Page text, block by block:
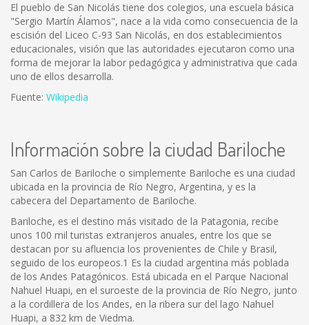
El pueblo de San Nicolás tiene dos colegios, una escuela básica
"Sergio Martín Álamos", nace a la vida como consecuencia de la
escisión del Liceo C-93 San Nicolás, en dos establecimientos
educacionales, visión que las autoridades ejecutaron como una
forma de mejorar la labor pedagógica y administrativa que cada
uno de ellos desarrolla.
Fuente: Wikipedia
Información sobre la ciudad Bariloche
San Carlos de Bariloche o simplemente Bariloche es una ciudad
ubicada en la provincia de Río Negro, Argentina, y es la
cabecera del Departamento de Bariloche.
Bariloche, es el destino más visitado de la Patagonia, recibe
unos 100 mil turistas extranjeros anuales, entre los que se
destacan por su afluencia los provenientes de Chile y Brasil,
seguido de los europeos.1 Es la ciudad argentina más poblada
de los Andes Patagónicos. Está ubicada en el Parque Nacional
Nahuel Huapi, en el suroeste de la provincia de Río Negro, junto
a la cordillera de los Andes, en la ribera sur del lago Nahuel
Huapi, a 832 km de Viedma.